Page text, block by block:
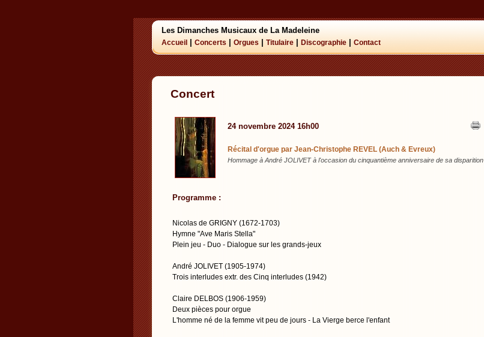
Les Dimanches Musicaux de La Madeleine
Accueil Concerts Orgues Titulaire Discographie Contact
Concert
24 novembre 2024 16h00
Récital d'orgue par Jean-Christophe REVEL (Auch & Evreux)
Hommage à André JOLIVET à l'occasion du cinquantième anniversaire de sa disparition
Programme :
Nicolas de GRIGNY (1672-1703)
Hymne "Ave Maris Stella"
Plein jeu - Duo - Dialogue sur les grands-jeux
André JOLIVET (1905-1974)
Trois interludes extr. des Cinq interludes (1942)
Claire DELBOS (1906-1959)
Deux pièces pour orgue
L'homme né de la femme vit peu de jours - La Vierge berce l'enfant